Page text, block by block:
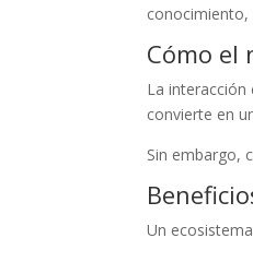
conocimiento,
Cómo el
La interacción
convierte en
Sin embargo,
Un